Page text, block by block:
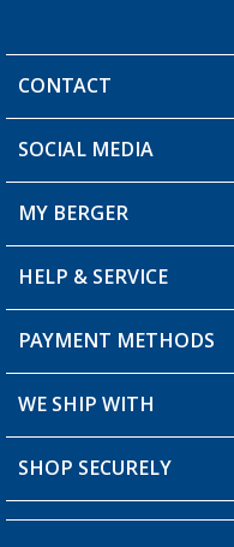
CONTACT
You have a question?
Berger store locator
SOCIAL MEDIA
MY BERGER
My Account
My Wishlist
Loyalty Card
HELP & SERVICE
FAQ & Contact
Shipping information
Order status
PAYMENT METHODS
WE SHIP WITH
SHOP SECURELY